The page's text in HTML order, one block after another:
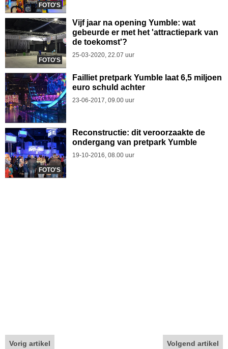
FOTO'S
FOTO'S
Vijf jaar na opening Yumble: wat
gebeurde er met het 'attractiepark van
de toekomst'?
25-03-2020, 22.07 uur
Failliet pretpark Yumble laat 6,5 miljoen
euro schuld achter
23-06-2017, 09.00 uur
FOTO'S
Reconstructie: dit veroorzaakte de
ondergang van pretpark Yumble
19-10-2016, 08.00 uur
Vorig artikel Volgend artikel